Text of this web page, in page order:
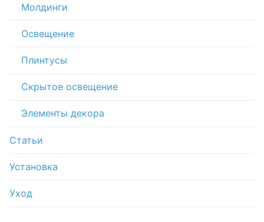
Молдинги
Освещение
Плинтусы
Скрытое освещение
Элементы декора
Статьи
Установка
Уход